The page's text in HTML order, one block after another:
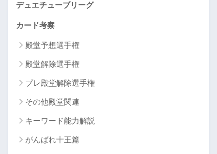
デュエチューブリーグ
カード考察
殿堂予想選手権
殿堂解除選手権
プレ殿堂解除選手権
その他殿堂関連
キーワード能力解説
がんばれ十王篇